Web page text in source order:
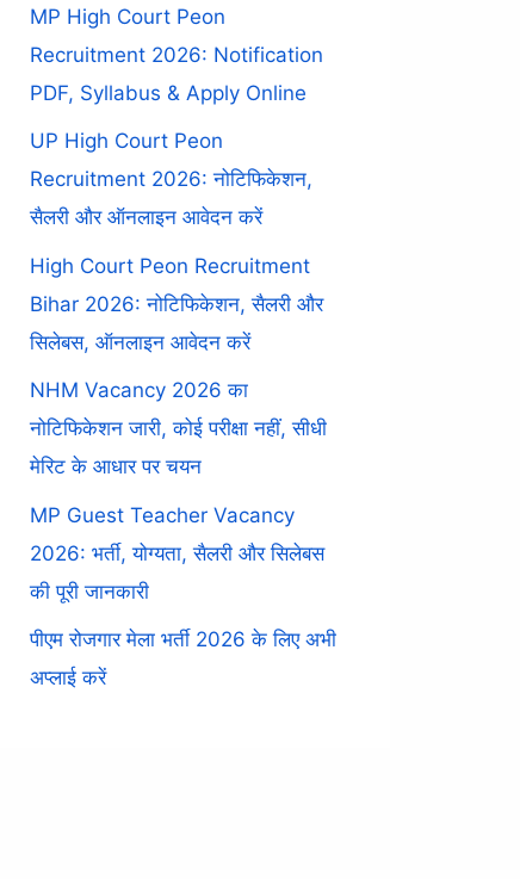
MP High Court Peon
Recruitment 2026: Notification
PDF, Syllabus & Apply Online
UP High Court Peon
Recruitment 2026: नोटिफिकेशन,
सैलरी और ऑनलाइन आवेदन करें
High Court Peon Recruitment
Bihar 2026: नोटिफिकेशन, सैलरी और
सिलेबस, ऑनलाइन आवेदन करें
NHM Vacancy 2026 का
नोटिफिकेशन जारी, कोई परीक्षा नहीं, सीधी
मेरिट के आधार पर चयन
MP Guest Teacher Vacancy
2026: भर्ती, योग्यता, सैलरी और सिलेबस
की पूरी जानकारी
पीएम रोजगार मेला भर्ती 2026 के लिए अभी
अप्लाई करें